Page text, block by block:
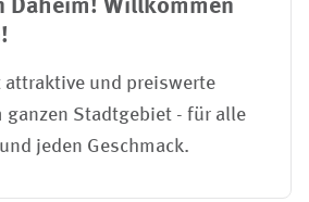
Daheim! Willkommen
attraktive und preiswerte
ganzen Stadtgebiet - für alle
jeden Geschmack.